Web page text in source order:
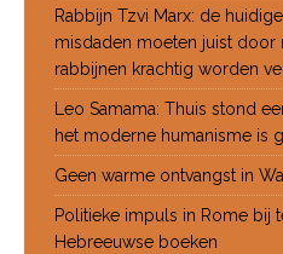
Rabbijn Tzvi Marx: de
misdaden moeten juist door
rabbijnen krachtig worden
Leo Samama: Thuis stond
het moderne humanisme is
Geen warme ontvangst in
Politieke impuls in Rome bij
Hebreeuwse boeken